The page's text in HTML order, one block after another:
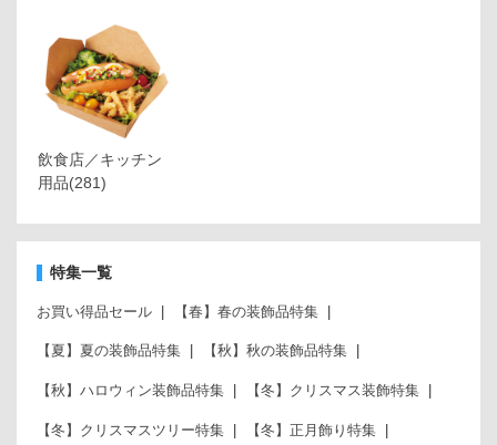
飲食店／キッチン
用品(281)
特集一覧
お買い得品セール 【春】春の装飾品特集
【夏】夏の装飾品特集 【秋】秋の装飾品特集
【秋】ハロウィン装飾品特集 【冬】クリスマス装飾特集
【冬】クリスマスツリー特集 【冬】正月飾り特集